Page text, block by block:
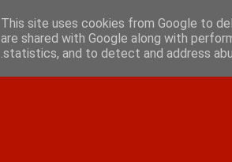
This site uses cookies from Google to
are shared with Google along with
statistics, and to detect and address